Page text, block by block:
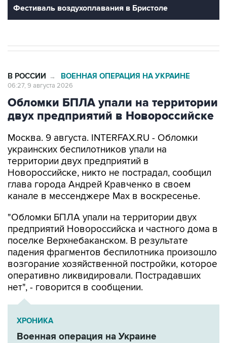
Фестиваль воздухоплавания в Бристоле
В РОССИИ → ВОЕННАЯ ОПЕРАЦИЯ НА УКРАИНЕ
06:27, 9 августа 2026
Обломки БПЛА упали на территории
двух предприятий в Новороссийске
Москва. 9 августа. INTERFAX.RU - Обломки
украинских беспилотников упали на
территории двух предприятий в
Новороссийске, никто не пострадал, сообщил
глава города Андрей Кравченко в своем
канале в мессенджере Max в воскресенье.
"Обломки БПЛА упали на территории двух
предприятий Новороссийска и частного дома в
поселке Верхнебаканском. В результате
падения фрагментов беспилотника произошло
возгорание хозяйственной постройки, которое
оперативно ликвидировали. Пострадавших
нет", - говорится в сообщении.
ХРОНИКА
Военная операция на Украине